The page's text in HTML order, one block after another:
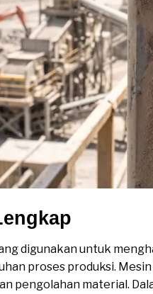
digunakan untuk
proses produksi.
pengolahan material.